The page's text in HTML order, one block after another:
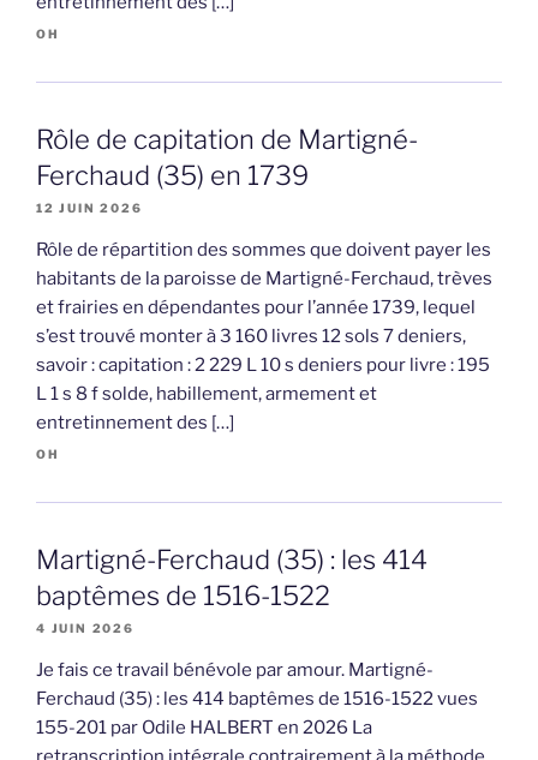
OH
Rôle de capitation de Martigné-
Ferchaud (35) en 1739
12 JUIN 2026
Rôle de répartition des sommes que doivent payer les
habitants de la paroisse de Martigné-Ferchaud, trèves
et frairies en dépendantes pour l’année 1739, lequel
s’est trouvé monter à 3 160 livres 12 sols 7 deniers,
savoir : capitation : 2 229 L 10 s deniers pour livre : 195
L 1 s 8 f solde, habillement, armement et
entretinnement des […]
OH
Martigné-Ferchaud (35) : les 414
baptêmes de 1516-1522
4 JUIN 2026
Je fais ce travail bénévole par amour. Martigné-
Ferchaud (35) : les 414 baptêmes de 1516-1522 vues
155-201 par Odile HALBERT en 2026 La